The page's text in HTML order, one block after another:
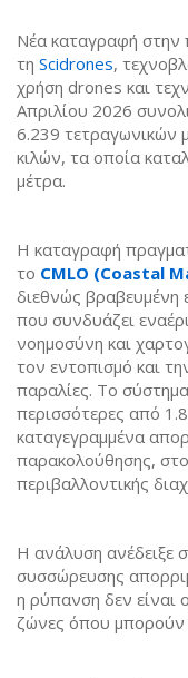
Νέα καταγραφή στην
τη Scidrones,
χρήση drones και
Απριλίου 2026
6.239 τετραγωνικών
κιλών, τα οποία
μέτρα.
Η καταγραφή
το CMLO (Coastal
διεθνώς βραβευμένη
που συνδυάζει
νοημοσύνη και
τον εντοπισμό και
παραλίες. Το
περισσότερες από
καταγεγραμμένα
παρακολούθησης,
περιβαλλοντικής
Η ανάλυση ανέδειξε
συσσώρευσης
η ρύπανση δεν είναι
ζώνες όπου μπορούν